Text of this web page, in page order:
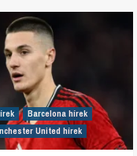
Barcelona hírek
United hírek